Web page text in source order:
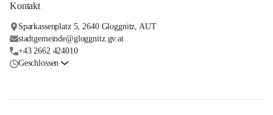
Kontakt
Sparkassenplatz 5, 2640 Gloggnitz, AUT
stadtgemeinde@gloggnitz.gv.at
+43 2662 424010
Geschlossen